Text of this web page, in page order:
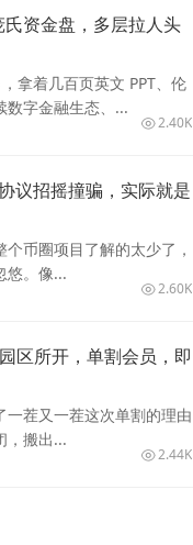
资金盘，多层拉人头
拿着几百页英文 PPT、伦
数字金融生态、...
2.40K
议招摇撞骗，实际就是
币圈项目了解的太少了，
悠。像...
2.60K
区所开，单割会员，即
茬又一茬这次单割的理由
，搬出...
2.44K